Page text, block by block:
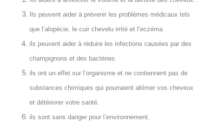
Ils peuvent aider à prévenir les problèmes médicaux tels
que l’alopécie, le cuir chevelu irrité et l’eczéma.
ils peuvent aider à réduire les infections causées par des
champignons et des bactéries.
ils ont un effet sur l’organisme et ne contiennent pas de
substances chimiques qui pourraient abîmer vos cheveux
et détériorer votre santé.
ils sont sans danger pour l’environnement.